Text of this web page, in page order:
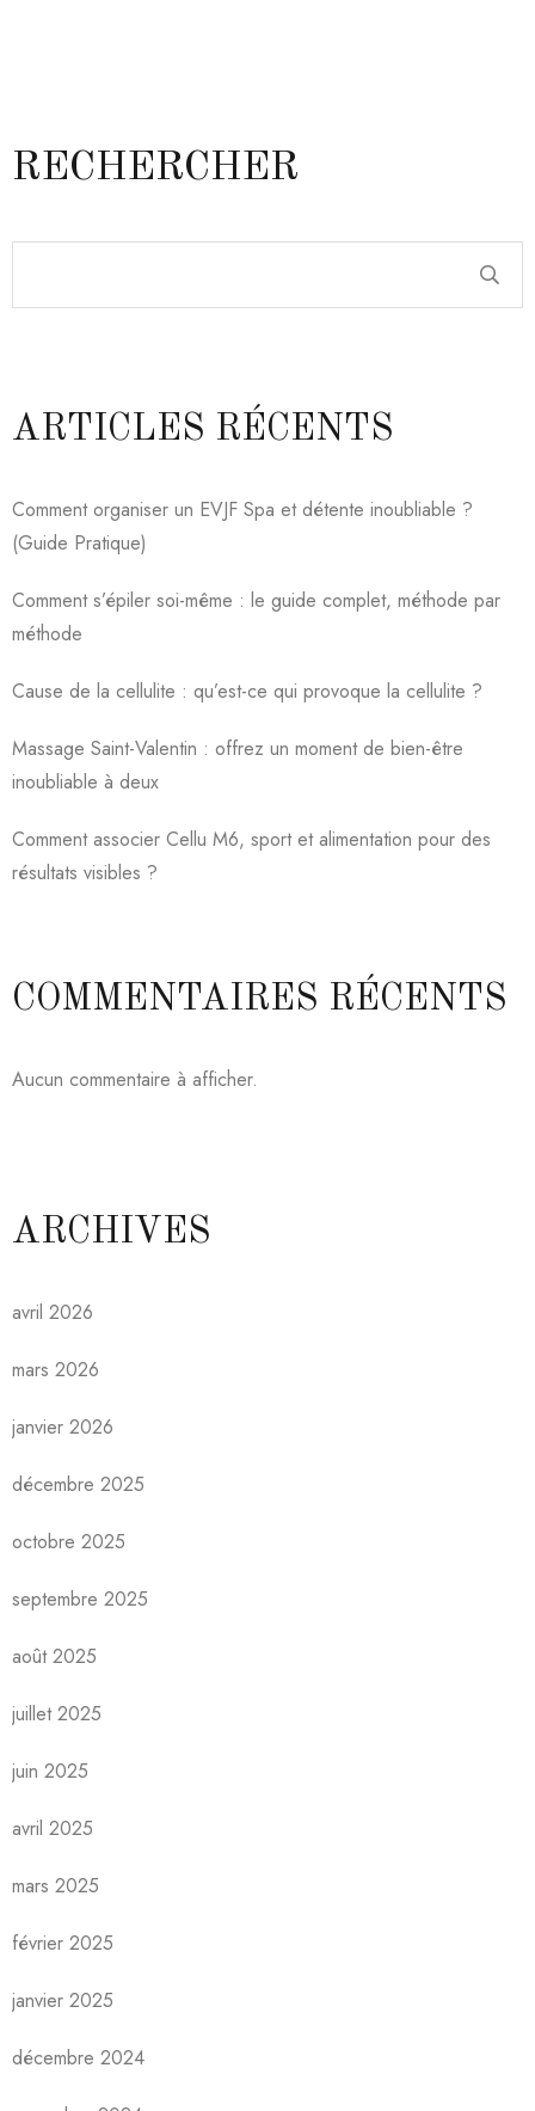
RECHERCHER
ARTICLES RÉCENTS
Comment organiser un EVJF Spa et détente inoubliable ?
(Guide Pratique)
Comment s’épiler soi-même : le guide complet, méthode par
méthode
Cause de la cellulite : qu’est-ce qui provoque la cellulite ?
Massage Saint-Valentin : offrez un moment de bien-être
inoubliable à deux
Comment associer Cellu M6, sport et alimentation pour des
résultats visibles ?
COMMENTAIRES RÉCENTS
Aucun commentaire à afficher.
ARCHIVES
avril 2026
mars 2026
janvier 2026
décembre 2025
octobre 2025
septembre 2025
août 2025
juillet 2025
juin 2025
avril 2025
mars 2025
février 2025
janvier 2025
décembre 2024